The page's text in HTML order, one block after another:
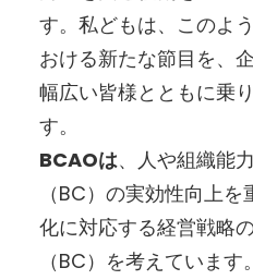
す。私どもは、このよ
おける新たな節目を、
幅広い皆様とともに乗
す。
BCAOは、人や組織能
（BC）の実効性向上
化に対応する経営戦略
（BC）を考えていま